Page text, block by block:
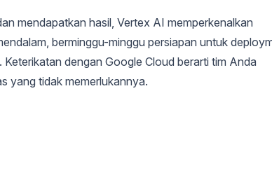
mendapatkan hasil, Vertex AI memperkenalkan
berminggu-minggu persiapan untuk
dengan Google Cloud berarti tim Anda
yang tidak memerlukannya.